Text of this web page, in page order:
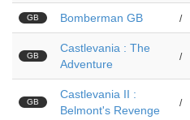
GB Bomberman GB /
GB
Castlevania : The
Adventure
/
GB
Castlevania II :
Belmont's Revenge
/